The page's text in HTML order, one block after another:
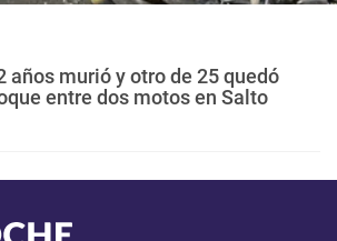
años murió y otro de 25 quedó
entre dos motos en Salto